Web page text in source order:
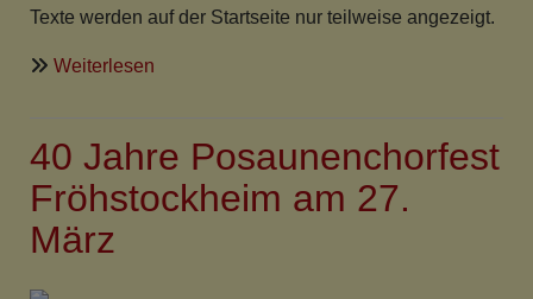
Texte werden auf der Startseite nur teilweise angezeigt.
Weiterlesen
der
40 Jahre Posaunenchorfest
Fröhstockheim am 27.
März